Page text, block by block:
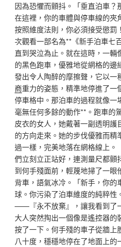
因為恐懼而顫抖。「垂直泊車？
在這裡，你的車體與停車線的
按照維度法則，你必須接受懲罰
次觀看一部名為**《新手泊車七
直到哭泣為止。就在這時，一輛
的黑色跑車，優雅地從網格的邊
發出令人陶醉的摩擦聲，它以一
商重力的姿態，精準地停進了一
停車格中。那泊車的過程就像一
毫無任何多餘的動作**。跑車的
皮衣的女人，她戴著一副透明護
的方向走來。她的步伐優雅而精
過一樣，完美地落在網格線上。
們立刻立正站好，連測量尺都顫
到何手殘面前，輕蔑地掃了一眼
背車，語氣冰冷。「新手，你的
球。你污染了泊車維度的純粹性
——『永不放棄』，讓我看到了
大人突然掏出一個像是遙控器的
按了一下。何手殘的車子從牆上
八十度，穩穩地停在了地面上的